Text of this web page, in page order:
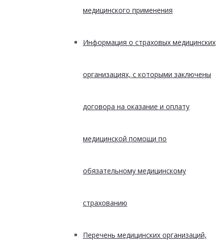
медицинского применения
Информация о страховых медицинских
организациях, с которыми заключены
договора на оказание и оплату
медицинской помощи по
обязательному медицинскому
страхованию
Перечень медицинских организаций,